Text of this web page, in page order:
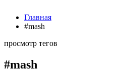
Главная
#mash
просмотр тегов
#mash